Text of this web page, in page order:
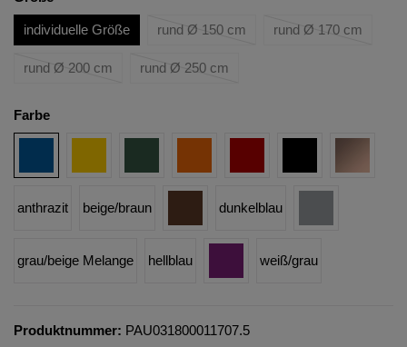
individuelle Größe rund Ø 150 cm rund Ø 170 cm
rund Ø 200 cm rund Ø 250 cm
Farbe
anthrazit beige/braun dunkelblau
grau/beige Melange hellblau weiß/grau
Produktnummer: PAU031800011707.5